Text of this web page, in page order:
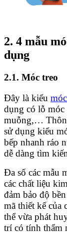
2. 4 mẫu
dụng
2.1. Móc treo
Đây là kiểu
dụng có lỗ móc
muỗng,…
sử dụng kiểu
bếp nhanh ráo
dễ dàng tìm
Đa số các mẫu
các chất liệu
đảm bảo độ
mã thiết kế của
thể vừa phát
trí có tính thẩm